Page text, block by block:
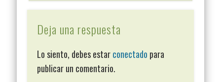
Deja una respuesta
Lo siento, debes estarconectado para
publicar un comentario.